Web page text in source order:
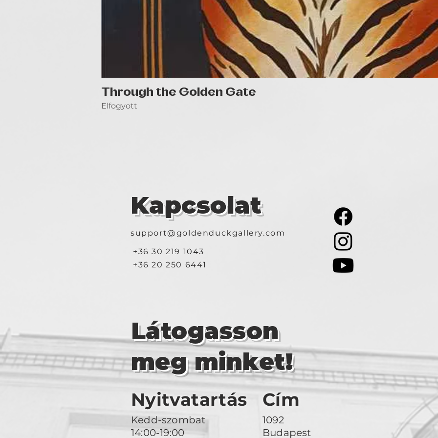
Through the Golden Gate
Elfogyott
Kapcsolat
support@goldenduckgallery.com
+36 30 219 1043
+36 20 250 6441
Látogasson
meg minket!
Nyitvatartás Cím
Kedd-szombat
14:00-19:00
1092
Budapest